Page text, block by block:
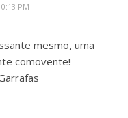
PM
mesmo, uma
comovente!